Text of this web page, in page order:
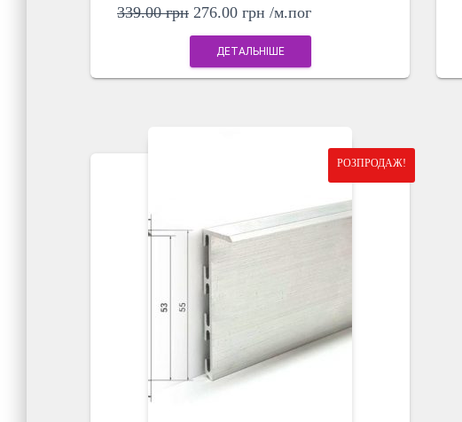
339.00грн 276.00 грн /м.пог
ДЕТАЛЬНІШЕ
РОЗПРОДАЖ!